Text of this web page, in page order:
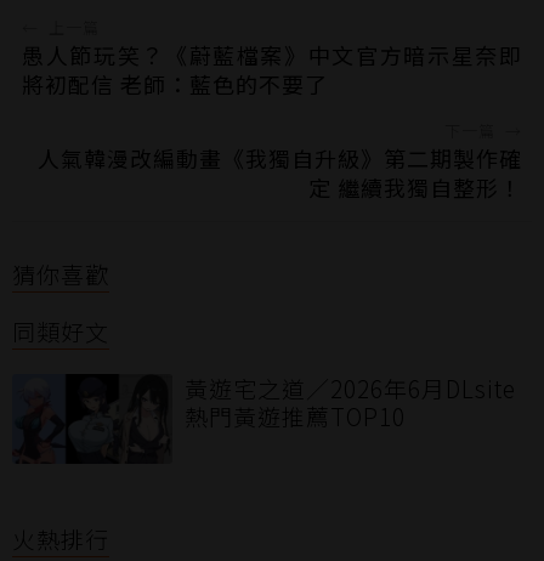
愚人節玩笑？《蔚藍檔案》中文官方暗示星奈即
將初配信 老師：藍色的不要了
人氣韓漫改編動畫《我獨自升級》第二期製作確
定 繼續我獨自整形！
猜你喜歡
同類好文
黃遊宅之道／2026年6月DLsite
熱門黃遊推薦TOP10
火熱排行